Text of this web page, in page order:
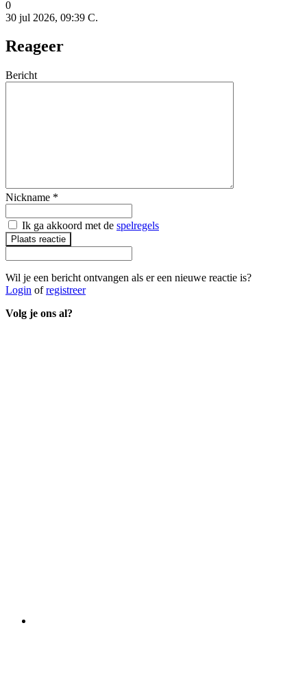
0
30 jul 2026, 09:39 C.
Reageer
Bericht
Nickname *
Ik ga akkoord met de spelregels
Plaats reactie
Wil je een bericht ontvangen als er een nieuwe reactie is?
Login ofregistreer
Volg je ons al?